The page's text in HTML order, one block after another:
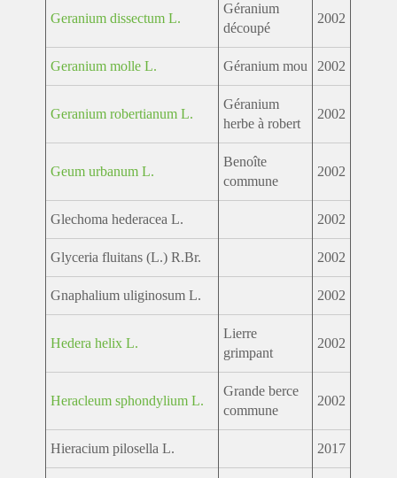
Geranium dissectum L.
Géranium
découpé
2002
Geranium molle L. Géranium mou 2002
Geranium robertianum L.
Géranium
herbe à robert
2002
Geum urbanum L.
Benoîte
commune
2002
Glechoma hederacea L. 2002
Glyceria fluitans (L.) R.Br. 2002
Gnaphalium uliginosum L. 2002
Hedera helix L.
Lierre
grimpant
2002
Heracleum sphondylium L.
Grande berce
commune
2002
Hieracium pilosella L. 2017